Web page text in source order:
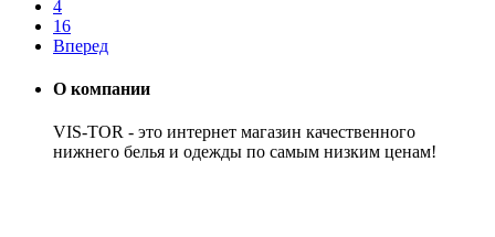
4
16
Вперед
О компании
VIS-TOR - это интернет магазин качественного
нижнего белья и одежды по самым низким ценам!